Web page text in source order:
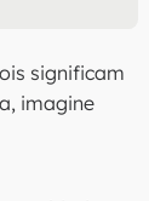
significam
imagine